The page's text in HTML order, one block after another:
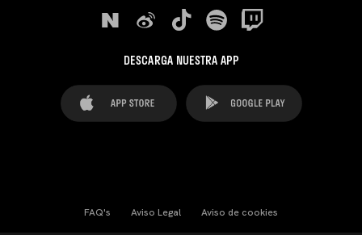
DESCARGA NUESTRA APP
FAQ's Aviso Legal Aviso de cookies